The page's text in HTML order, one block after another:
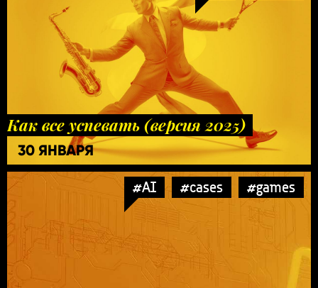
Как все успевать (версия 2025)
30 ЯНВАРЯ
#AI #cases #games